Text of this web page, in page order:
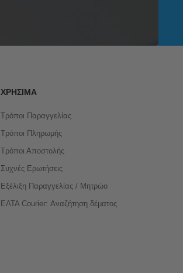
ΧΡΉΣΙΜΑ
Τρόποι Παραγγελίας
Τρόποι Πληρωμής
Τρόποι Αποστολής
Συχνές Ερωτήσεις
Εξέλιξη Παραγγελίας / Μητρώο
ΕΛΤΑ Courier: Αναζήτηση δέματος